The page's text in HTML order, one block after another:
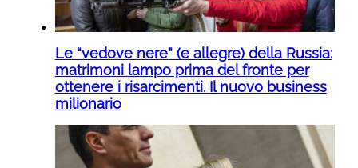
Le “vedove nere” (e allegre) della Russia:
matrimoni lampo prima del fronte per
ottenere i risarcimenti. Il nuovo business
milionario